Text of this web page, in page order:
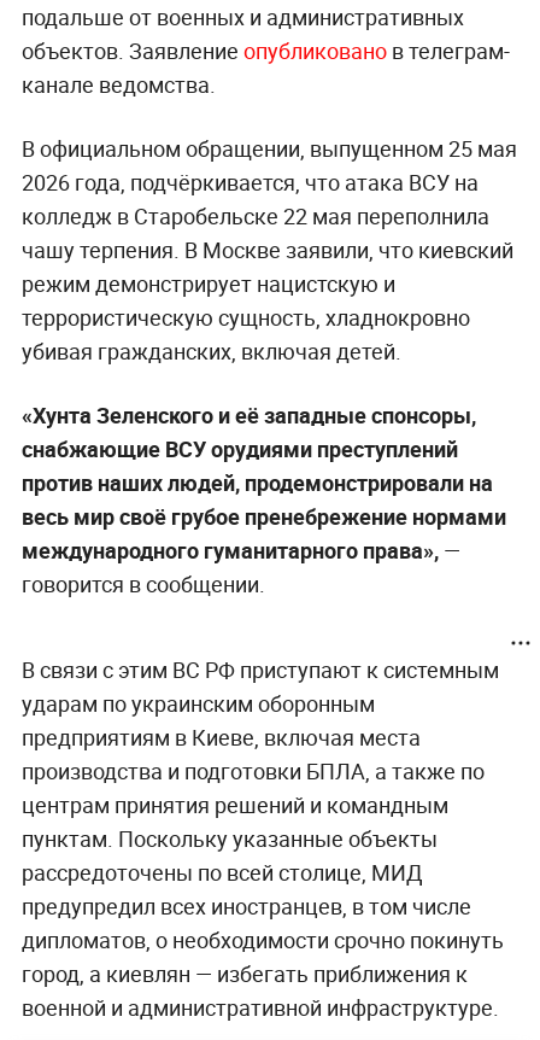
подальше от военных и административных
объектов. Заявление опубликованов телеграм-
канале ведомства.
В официальном обращении, выпущенном 25 мая
2026 года, подчёркивается, что атака ВСУ на
колледж в Старобельске 22 мая переполнила
чашу терпения. В Москве заявили, что киевский
режим демонстрирует нацистскую и
террористическую сущность, хладнокровно
убивая гражданских, включая детей.
«Хунта Зеленского и её западные спонсоры,
снабжающие ВСУ орудиями преступлений
против наших людей, продемонстрировали на
весь мир своё грубое пренебрежение нормами
международного гуманитарного права»,—
говорится в сообщении.
В связи с этим ВС РФ приступают к системным
ударам по украинским оборонным
предприятиям в Киеве, включая места
производства и подготовки БПЛА, а также по
центрам принятия решений и командным
пунктам. Поскольку указанные объекты
рассредоточены по всей столице, МИД
предупредил всех иностранцев, в том числе
дипломатов, о необходимости срочно покинуть
город, а киевлян — избегать приближения к
военной и административной инфраструктуре.